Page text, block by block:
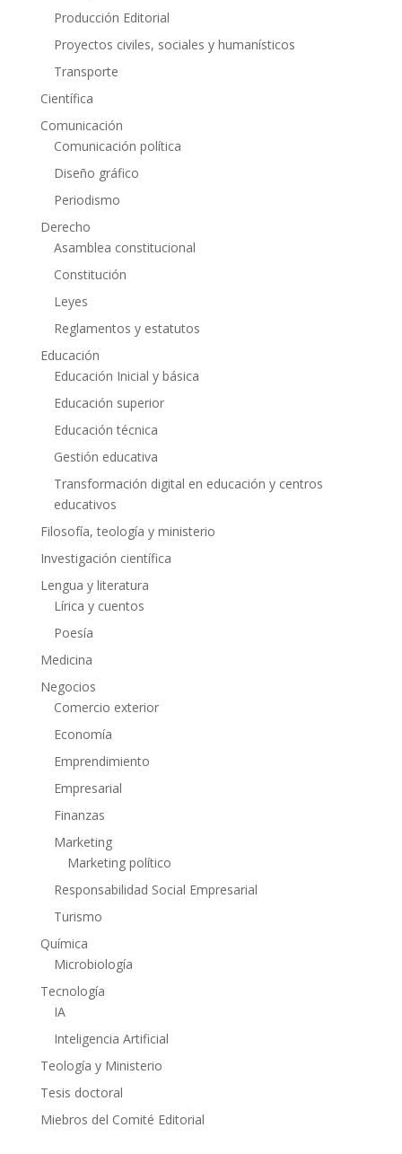
Producción Editorial
Proyectos civiles, sociales y humanísticos
Transporte
Científica
Comunicación
Comunicación política
Diseño gráfico
Periodismo
Derecho
Asamblea constitucional
Constitución
Leyes
Reglamentos y estatutos
Educación
Educación Inicial y básica
Educación superior
Educación técnica
Gestión educativa
Transformación digital en educación y centros
educativos
Filosofía, teología y ministerio
Investigación científica
Lengua y literatura
Lírica y cuentos
Poesía
Medicina
Negocios
Comercio exterior
Economía
Emprendimiento
Empresarial
Finanzas
Marketing
Marketing político
Responsabilidad Social Empresarial
Turismo
Química
Microbiología
Tecnología
IA
Inteligencia Artificial
Teología y Ministerio
Tesis doctoral
Miebros del Comité Editorial